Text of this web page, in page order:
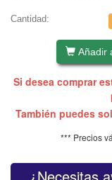
Cantidad:
Añadir
Si desea comprar
También puedes
*** Precios